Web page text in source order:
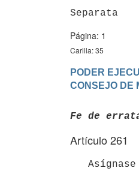
Página: 1
Carilla: 35
PODER
Fe de
Artículo 261